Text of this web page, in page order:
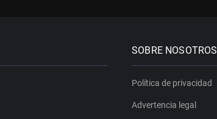
SOBRE NOSOTROS
Política de privacidad
Advertencia legal